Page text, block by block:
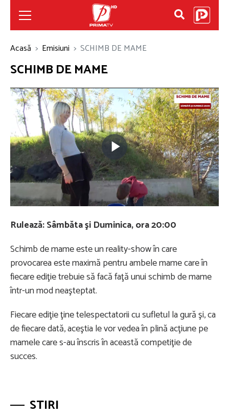
Acasă Emisiuni SCHIMB DE MAME
SCHIMB DE MAME
Play
Video
Rulează: Sâmbăta şi Duminica, ora 20:00
Schimb de mame este un reality-show în care
provocarea este maximă pentru ambele mame care în
fiecare ediţie trebuie să facă faţă unui schimb de mame
într-un mod neaşteptat.
Fiecare ediţie ţine telespectatorii cu sufletul la gură şi, ca
de fiecare dată, aceştia le vor vedea în plină acţiune pe
mamele care s-au înscris în această competiţie de
succes.
STIRI